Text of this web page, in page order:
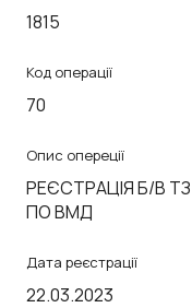
1815
Код операції
70
Опис опереції
РЕЄСТРАЦIЯ Б/В
ПО ВМД
Дата реєстрації
22.03.2023